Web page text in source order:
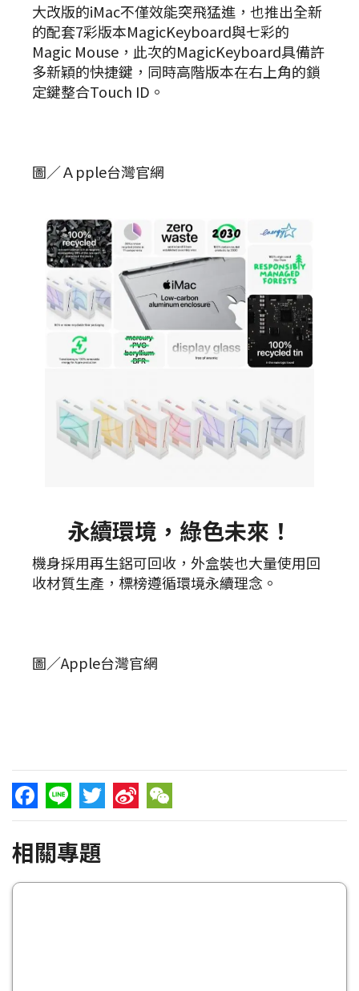
大改版的iMac不僅效能突飛猛進，也推出全新
的配套7彩版本MagicKeyboard與七彩的
Magic Mouse，此次的MagicKeyboard具備許
多新穎的快捷鍵，同時高階版本在右上角的鎖
定鍵整合Touch ID。
圖／Ａpple台灣官網
永續環境，綠色未來！
機身採用再生鋁可回收，外盒裝也大量使用回
收材質生產，標榜遵循環境永續理念。
圖／Apple台灣官網
Facebook
Line TwitterSina WeChat
相關專題